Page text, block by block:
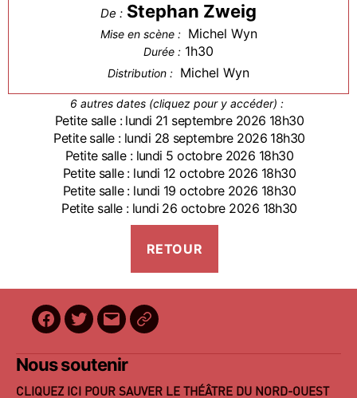
De : Stephan Zweig
Mise en scène : Michel Wyn
Durée : 1h30
Distribution : Michel Wyn
6 autres dates (cliquez pour y accéder) :
Petite salle : lundi 21 septembre 2026 18h30
Petite salle : lundi 28 septembre 2026 18h30
Petite salle : lundi 5 octobre 2026 18h30
Petite salle : lundi 12 octobre 2026 18h30
Petite salle : lundi 19 octobre 2026 18h30
Petite salle : lundi 26 octobre 2026 18h30
Facebook
Twitter
E-
mail
BilletReduc
Nous soutenir
CLIQUEZ ICI POUR SAUVER LE THÉÂTRE DU NORD-OUEST